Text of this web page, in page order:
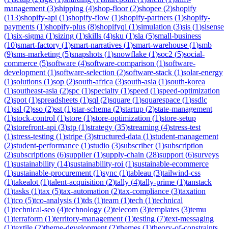
management (3)shipping (4)shop-floor(2)shopee (2)shopify
(113)shopify-api (1)shopify-flow (1)shopify-partners (1)shopify-
payments (1)shopify-plus (8)shopifyql (1)simulation (3)sis (1)sisense
(1)six-sigma (1)sizing (1)skills (4)sku (1)sla (5)small-business
(10)smart-factory (1)smart-narratives (1)smart-warehouse (1)smb
(9)sms-marketing (5)snapshots (1)snowflake (1)soc2 (5)social-
commerce (5)software (4)software-comparison (1)software-
development (1)software-selection (2)software-stack (1)solar-energy
(1)solutions (1)sop (2)south-africa (3)south-asia (1)south-korea
(1)southeast-asia (2)spc (1)specialty (1)speed (1)speed-optimization
(2)spot (1)spreadsheets (1)sql (2)square (1)squarespace (1)ssdlc
(1)ssl (2)sso (2)sst (1)star-schema (2)startup (2)state-management
(1)stock-control (1)store (1)store-optimization (1)store-setup
(2)storefront-api (3)stp (1)strategy (35)streaming (4)stress-test
(1)stress-testing (1)stripe (3)structured-data (1)student-management
(2)student-performance (1)studio (3)subscriber(1)subscription
(2)subscriptions (6)supplier(1)supply-chain (28)support (6)surveys
(1)sustainability (14)sustainability-roi (1)sustainable-ecommerce
(1)sustainable-procurement (1)sync (1)tableau (3)tailwind-css
(1)takealot (1)talent-acquisition (2)tally (4)tally-prime (1)tanstack
(1)tasks (1)tax (5)tax-automation (2)tax-compliance (3)taxation
(1)tco (5)tco-analysis (1)tds (1)team (1)tech (1)technical
(1)technical-seo (4)technology (2)telecom (3)templates (3)temu
(1)terraform (1)territory-management (1)testing (7)text-messaging